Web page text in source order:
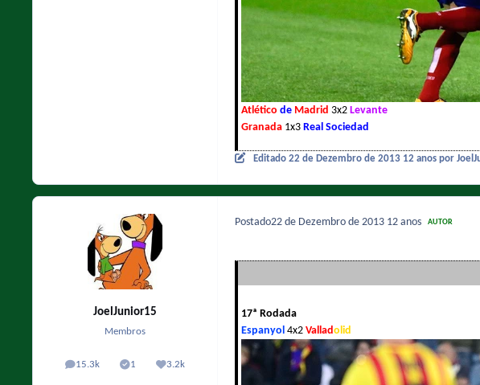
Atlético de Madrid 3x2 Levante
Granada 1x3 Real Sociedad
Editado 22 de Dezembro de 2013 12 anos por
JoelJunior15
Membros
15.3k
posts 1
Solutions3.2k
Reputação
Postado22 de Dezembro de 2013 12 anos AUTOR
17ª Rodada
Espanyol 4x2 Valladolid